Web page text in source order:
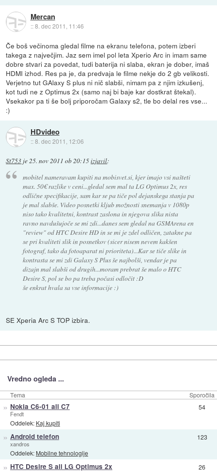
Mercan
::8. dec 2011, 11:46
Če boš večinoma gledal filme na ekranu telefona, potem izberi
takega z največjim. Jaz sem imel pol leta Xperio Arc in imam same
dobre stvari za povedat, tudi baterija ni slaba, ekran je dober, imaš
HDMI izhod. Res pa je, da predvaja le filme nekje do 2 gb velikosti.
Verjetno tut GAlaxy S plus ni nič slabši, nimam pa z njim izkušenj,
kot tudi ne z Optimus 2x (samo naj bi baje kar dostkrat štekal).
Vsekakor pa ti še bolj priporočam Galaxy s2, tle bo delal res vse...
:)
HDvideo
::8. dec 2011, 12:06
St753 je25. nov 2011 ob 20:15izjavil:
mobitel nameravam kupiti na mobisvet.si, kjer imajo vsi našteti
max. 50€ razlike v ceni...gledal sem mal ta LG Optimus 2x, res
odlične specifikacije, sam kar se pa tiče pol dejanskega stanja pa
je mal slabše. Video posnetki kljub možnosti snemanja v 1080p
niso tako kvalitetni, kontrast zaslona in njegova slika nista
ravno navdušujoče se mi zdi...danes sem gledal na GSMArena en
"review" od HTC Desire HD in se mi je zdel odličen, zatakne pa
se pri kvaliteti slik in posnetkov (sicer nisem nevem kakšen
fotograf, tako da fotoaparat ni prioriteta)...Kar se tiče slike in
kontrasta se mi zdi Galaxy S Plus še najbolši, vendar je pa
dizajn mal slabši od drugih...moram prebrat še malo o HTC
Desire S, pol se bo pa treba počasi odločit :D
še enkrat hvala sa vse informacije :)
SE Xperia Arc S TOP izbira.
Vredno ogleda ...
Tema Sporočila
» Nokia C6-01 ali C7
Fendt
Oddelek: Kaj kupiti
54
» Android telefon
xandros
Oddelek: Mobilne tehnologije
123
» HTC Desire S ali LG Optimus 2x 26